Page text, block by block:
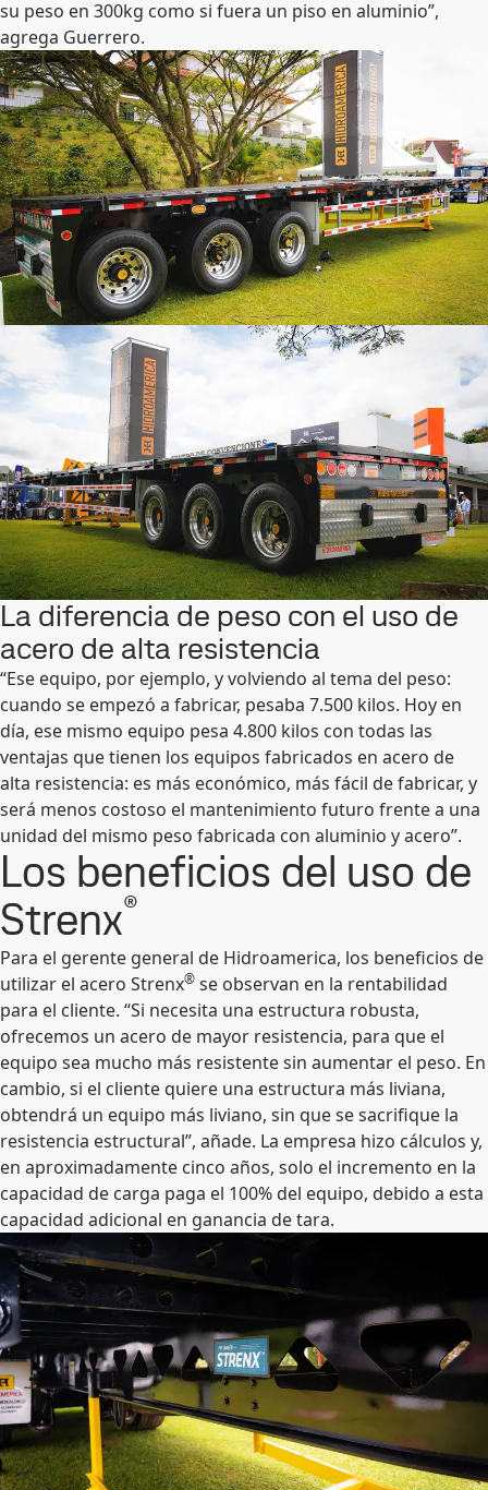
su peso en 300kg como si fuera un piso en aluminio”,
agrega Guerrero.
La diferencia de peso con el uso de
acero de alta resistencia
“Ese equipo, por ejemplo, y volviendo al tema del peso:
cuando se empezó a fabricar, pesaba 7.500 kilos. Hoy en
día, ese mismo equipo pesa 4.800 kilos con todas las
ventajas que tienen los equipos fabricados en acero de
alta resistencia: es más económico, más fácil de fabricar, y
será menos costoso el mantenimiento futuro frente a una
unidad del mismo peso fabricada con aluminio y acero”.
Los beneficios del uso de
Strenx®
Para el gerente general de Hidroamerica, los beneficios de
utilizar el acero Strenx® se observan en la rentabilidad
para el cliente. “Si necesita una estructura robusta,
ofrecemos un acero de mayor resistencia, para que el
equipo sea mucho más resistente sin aumentar el peso. En
cambio, si el cliente quiere una estructura más liviana,
obtendrá un equipo más liviano, sin que se sacrifique la
resistencia estructural”, añade. La empresa hizo cálculos y,
en aproximadamente cinco años, solo el incremento en la
capacidad de carga paga el 100% del equipo, debido a esta
capacidad adicional en ganancia de tara.